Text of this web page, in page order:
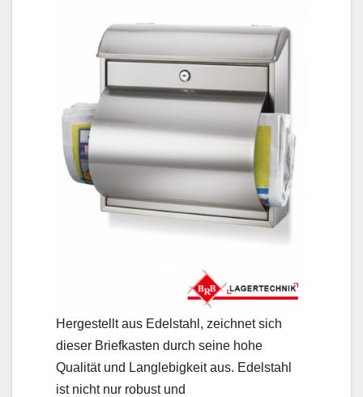
Hergestellt aus Edelstahl, zeichnet sich
dieser Briefkasten durch seine hohe
Qualität und Langlebigkeit aus. Edelstahl
ist nicht nur robust und